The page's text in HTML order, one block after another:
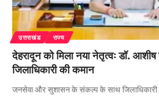
उत्तराखंड राज्य
देहरादून को मिला नया नेतृत्वः डॉ.
जिलाधिकारी की कमान
जनसेवा और सुशासन के संकल्प के साथ जिलाधिकारी ने